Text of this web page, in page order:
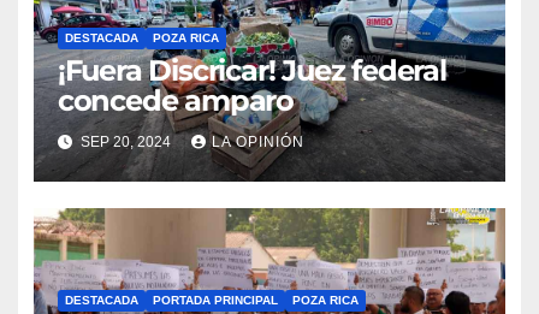
DESTACADA POZA RICA
¡Fuera Discricar! Juez federal
concede amparo
SEP 20, 2024 LA OPINIÓN
DESTACADA PORTADA PRINCIPAL POZA RICA